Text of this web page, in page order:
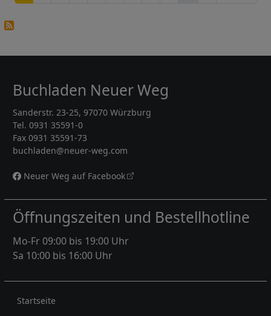
Buchladen Neuer Weg
Sanderstr. 23-25, 97070 Würzburg
Tel. 0931 35591-0
Fax 0931 35591-73
buchladen@neuer-weg.com
Neuer Weg auf Facebook
Öffnungszeiten und Bestellhotline
Mo-Fr 09:00 bis 19:00 Uhr
Sa 10:00 bis 16:00 Uhr
Rechtliches
Startseite